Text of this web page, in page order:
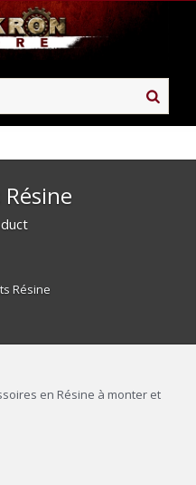
Résine
en Résine à monter et